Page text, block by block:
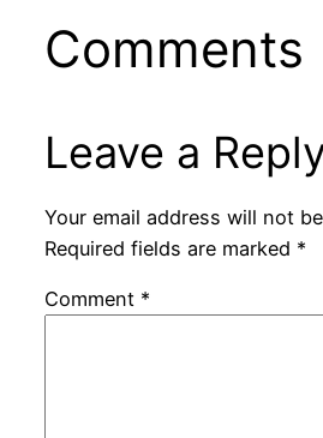
Comments
Leave a
Your email address will not
Required fields are marked *
Comment *